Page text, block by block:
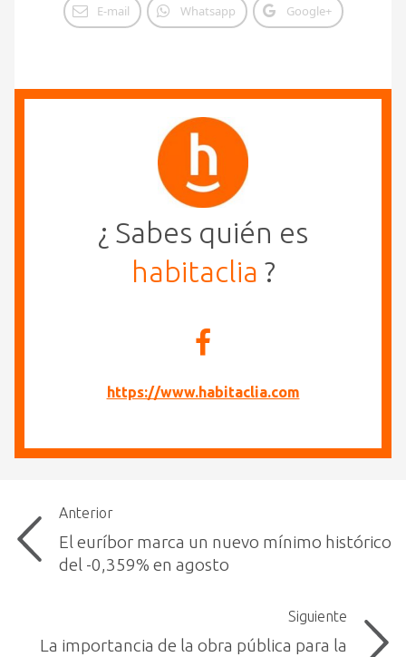
E-mail Whatsapp Google+
¿ Sabes quién es
habitaclia ?
https://www.habitaclia.com
Anterior
El euríbor marca un nuevo mínimo histórico
del -0,359% en agosto
Siguiente
La importancia de la obra pública para la